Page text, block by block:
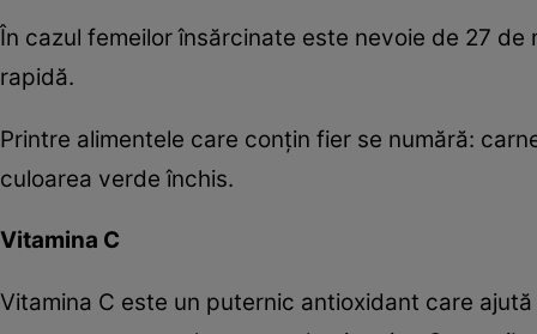
În cazul femeilor însărcinate este nevoie de 27
rapidă.
Printre alimentele care conţin fier se numără:
culoarea verde închis.
Vitamina C
Vitamina C este un puternic antioxidant care